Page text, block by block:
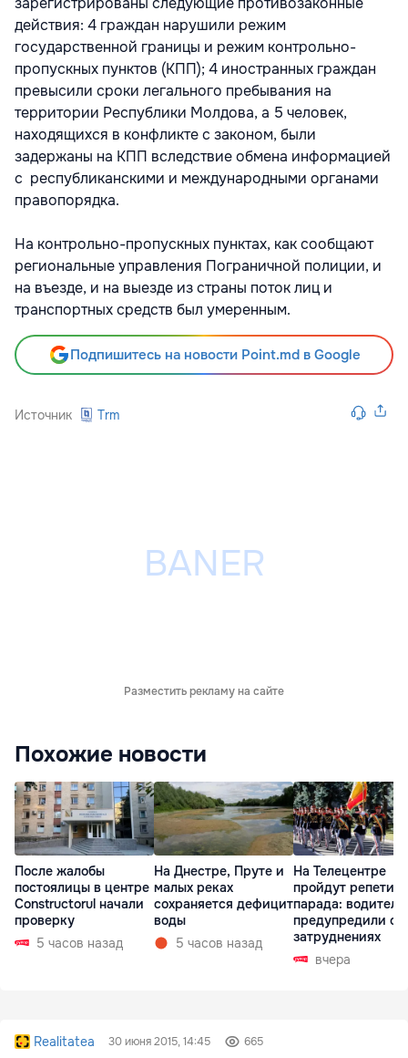
действия: 4 граждан нарушили режим
государственной границы и режим контрольно-
пропускных пунктов (КПП); 4 иностранных граждан
превысили сроки легального пребывания на
территории Республики Молдова, а 5 человек,
находящихся в конфликте с законом, были
задержаны на КПП вследствие обмена информацией
с республиканскими и международными органами
правопорядка.
На контрольно-пропускных пунктах, как сообщают
региональные управления Пограничной полиции, и
на въезде, и на выезде из страны поток лиц и
транспортных средств был умеренным.
Подпишитесь на новости Point.md в Google
Источник Trm
Разместить рекламу на сайте
Похожие новости
После жалобы
постоялицы в центре
Constructorul начали
проверку
5 часов назад
На Днестре, Пруте и
малых реках
сохраняется дефицит
воды
5 часов назад
На Телецентре
пройдут
парада:
предупредили о
затруднениях
вчера
Realitatea 30 июня 2015, 14:45 665